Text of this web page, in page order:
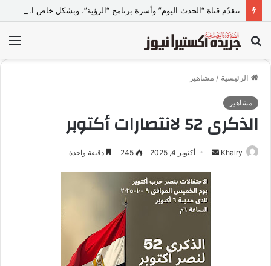
تتقدّم قناة “الحدث اليوم” وأسرة برنامج “الرؤية”، وبشكل خاص الإعلامي خيري البحيري -مذيع البرنامج ورئيس مجلس إدارته- ببالغ الاعتذار والأسف إلى الدكتورة ولاء جمال عبد الخالق
بحث
عن
الرئيسية / مشاهير
مشاهير
الذكرى 52 لانتصارات أكتوبر
Khairy
س
ل
أكتوبر 4, 2025 245 دقيقة واحدة